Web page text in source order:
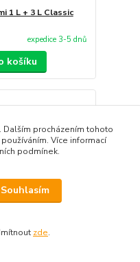
1 L + 3 L Classic
expedice 3-5 dnů
košíku
procházením tohoto
Více informací
podmínek.
Souhlasím
zde.